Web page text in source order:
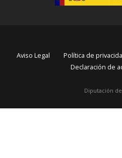
Diputación
Aviso Legal Política de
Declaración de